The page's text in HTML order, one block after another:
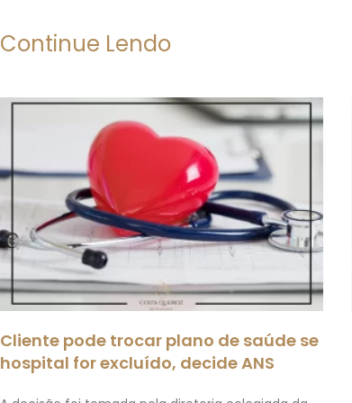
Continue Lendo
Cliente pode trocar plano de saúde se
hospital for excluído, decide ANS